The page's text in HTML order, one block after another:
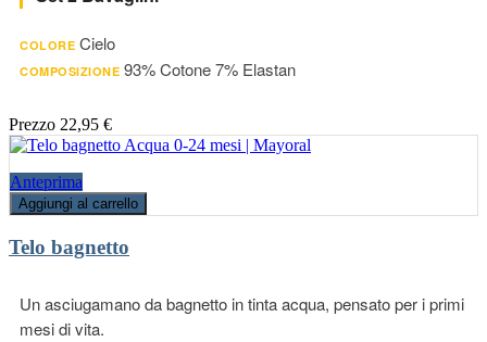
COLORE Cielo
COMPOSIZIONE 93% Cotone 7% Elastan
Prezzo 22,95 €
Anteprima
Aggiungi al carrello
Telo bagnetto
Un asciugamano da bagnetto in tinta acqua, pensato per i primi
mesi di vita.